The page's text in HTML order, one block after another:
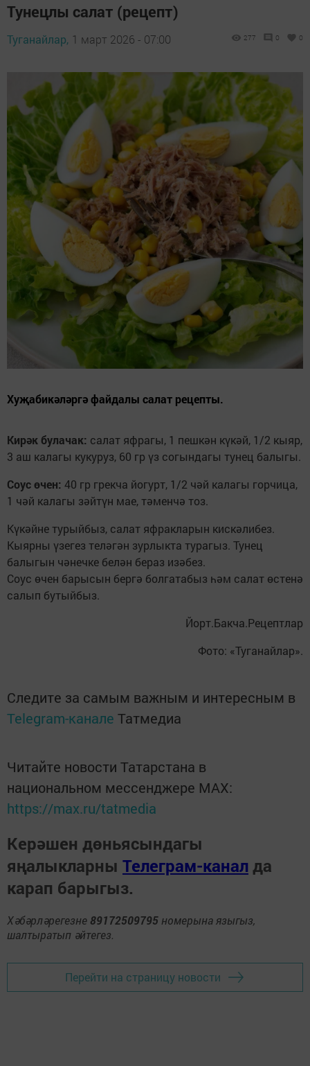
Тунецлы салат (рецепт)
Туганайлар, 1 март 2026 - 07:00 277 0 0
Хуҗабикәләргә файдалы салат рецепты.
Кирәк булачак: салат яфрагы, 1 пешкән күкәй, 1/2 кыяр,
3 аш калагы кукуруз, 60 гр үз согындагы тунец балыгы.
Соус өчен: 40 гр грекча йогурт, 1/2 чәй калагы горчица,
1 чәй калагы зәйтүн мае, тәменчә тоз.
Күкәйне турыйбыз, салат яфракларын кискәлибез.
Кыярны үзегез теләгән зурлыкта турагыз. Тунец
балыгын чәнечке белән бераз изәбез.
Соус өчен барысын бергә болгатабыз һәм салат өстенә
салып бутыйбыз.
Йорт.Бакча.Рецептлар
Фото: «Туганайлар».
Следите за самым важным и интересным в
Telegram-канале Татмедиа
Читайте новости Татарстана в
национальном мессенджере MАХ:
https://max.ru/tatmedia
Керәшен дөньясындагы
яңалыкларны Телеграм-канал да
карап барыгыз.
Хәбәрләрегезне 89172509795 номерына языгыз,
шалтыратып әйтегез.
Перейти на страницу новости